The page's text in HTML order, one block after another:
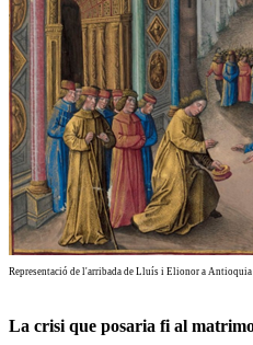
Representació de l'arribada de Lluís i Elionor a
La crisi que posaria fi al